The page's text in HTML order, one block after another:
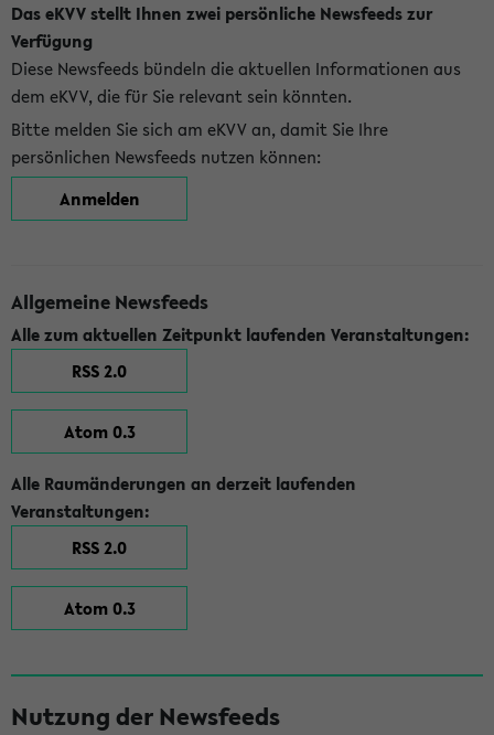
Das eKVV stellt Ihnen zwei persönliche Newsfeeds zur
Verfügung
Diese Newsfeeds bündeln die aktuellen Informationen aus
dem eKVV, die für Sie relevant sein könnten.
Bitte melden Sie sich am eKVV an, damit Sie Ihre
persönlichen Newsfeeds nutzen können:
Anmelden
Allgemeine Newsfeeds
Alle zum aktuellen Zeitpunkt laufenden Veranstaltungen:
RSS 2.0
Atom 0.3
Alle Raumänderungen an derzeit laufenden
Veranstaltungen:
RSS 2.0
Atom 0.3
Nutzung der Newsfeeds